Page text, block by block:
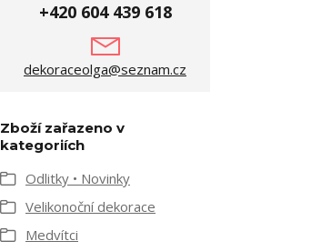
+420 604 439 618
dekoraceolga@seznam.cz
Zboží zařazeno v
kategoriích
Odlitky • Novinky
Velikonoční dekorace
Medvítci